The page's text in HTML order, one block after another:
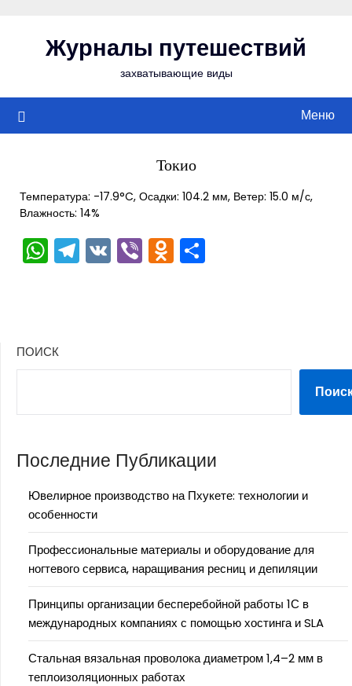
содержимомуЖурналы путешествий
захватывающие виды
Меню
Токио
Температура: -17.9°C, Осадки: 104.2 мм, Ветер: 15.0 м/с,
Влажность: 14%
WhatsApp
Telegram
VKViberOdnoklassniki
ПОИСК
Последние Публикации
Ювелирное производство на Пхукете: технологии и
особенности
Профессиональные материалы и оборудование для
ногтевого сервиса, наращивания ресниц и депиляции
Принципы организации бесперебойной работы 1С в
международных компаниях с помощью хостинга и SLA
Стальная вязальная проволока диаметром 1,4–2 мм в
теплоизоляционных работах